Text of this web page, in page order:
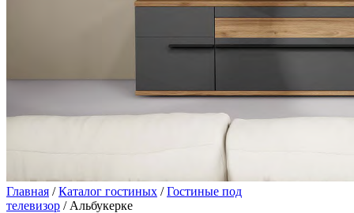
Главная /Каталог гостиных /Гостиные под
телевизор / Альбукерке